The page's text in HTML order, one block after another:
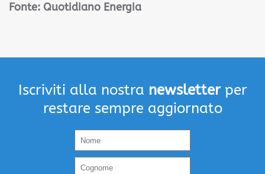
Fonte: Quotidiano Energia
Iscriviti alla nostra newsletterper
restare sempre aggiornato